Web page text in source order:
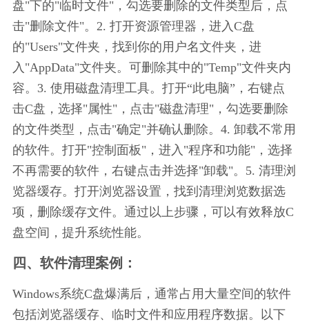
盘"下的"临时文件"，勾选要删除的文件类型后，点
击"删除文件"。2. 打开资源管理器，进入C盘
的"Users"文件夹，找到你的用户名文件夹，进
入"AppData"文件夹。可删除其中的"Temp"文件夹内
容。3. 使用磁盘清理工具。打开“此电脑”，右键点
击C盘，选择"属性"，点击"磁盘清理"，勾选要删除
的文件类型，点击"确定"并确认删除。4. 卸载不常用
的软件。打开"控制面板"，进入"程序和功能"，选择
不再需要的软件，右键点击并选择"卸载"。5. 清理浏
览器缓存。打开浏览器设置，找到清理浏览数据选
项，删除缓存文件。通过以上步骤，可以有效释放C
盘空间，提升系统性能。
四、软件清理案例：
Windows系统C盘爆满后，通常占用大量空间的软件
包括浏览器缓存、临时文件和应用程序数据。以下